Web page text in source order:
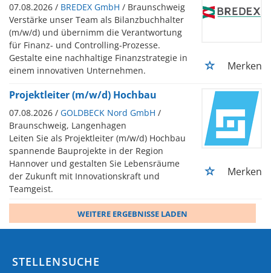
07.08.2026 / BREDEX GmbH / Braunschweig
Verstärke unser Team als Bilanzbuchhalter
(m/w/d) und übernimm die Verantwortung
für Finanz- und Controlling-Prozesse.
Gestalte eine nachhaltige Finanzstrategie in
einem innovativen Unternehmen.
Merken
Projektleiter (m/w/d) Hochbau
07.08.2026 / GOLDBECK Nord GmbH /
Braunschweig, Langenhagen
Leiten Sie als Projektleiter (m/w/d) Hochbau
spannende Bauprojekte in der Region
Hannover und gestalten Sie Lebensräume
der Zukunft mit Innovationskraft und
Teamgeist.
Merken
WEITERE ERGEBNISSE LADEN
STELLENSUCHE